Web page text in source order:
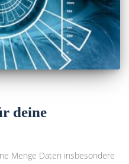
deine
Menge Daten insbesondere